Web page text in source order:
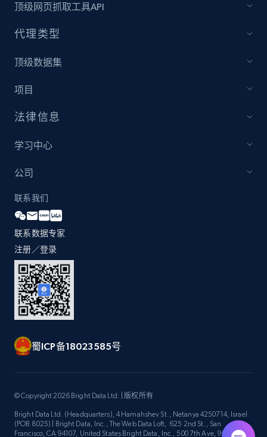
顶级网页抓取工具API
代理类型
顶级数据集
项目
法律信息
学习中心
公司
联系我们
联系数据专家
注册／登录
蜀ICP备18023585号
© Copyright 2026 Bright Data Ltd. | 版权所有
Bright Data Ltd. (Headquarters), 4 Hamahshev St., Netanya 4250714, Israel
(POB 8025) | Bright Data, Inc., The Web Data Loft, 625 2nd St., San
Francisco, CA 94107, United States Bright Data, Inc., 500 7th Ave, 9th Floor